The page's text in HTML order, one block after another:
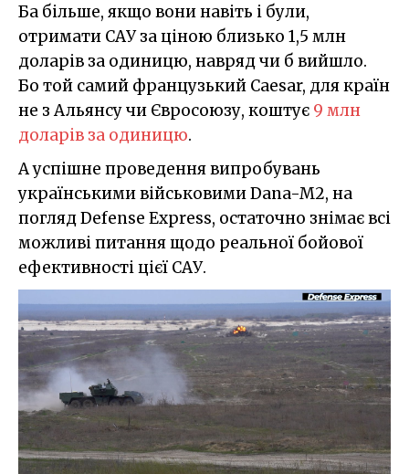
Ба більше, якщо вони навіть і були,
отримати САУ за ціною близько 1,5 млн
доларів за одиницю, навряд чи б вийшло.
Бо той самий французький Caesar, для країн
не з Альянсу чи Євросоюзу, коштує 9 млн
доларів за одиницю.
А успішне проведення випробувань
українськими військовими Dana-M2, на
погляд Defense Express, остаточно знімає всі
можливі питання щодо реальної бойової
ефективності цієї САУ.